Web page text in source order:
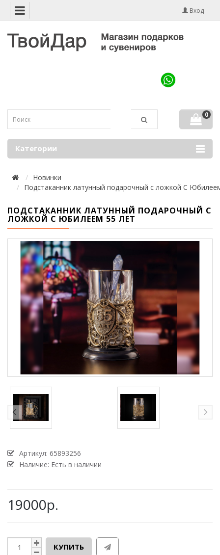
Вход
0
Категории
Новинки
Подстаканник латунный подарочный с ложкой С
ПОДСТАКАННИК ЛАТУННЫЙ ПОДАРОЧНЫЙ С
ЛОЖКОЙ С ЮБИЛЕЕМ 55 ЛЕТ
Артикул: 65893256
Наличие: Есть в наличии
19000р.
КУПИТЬ